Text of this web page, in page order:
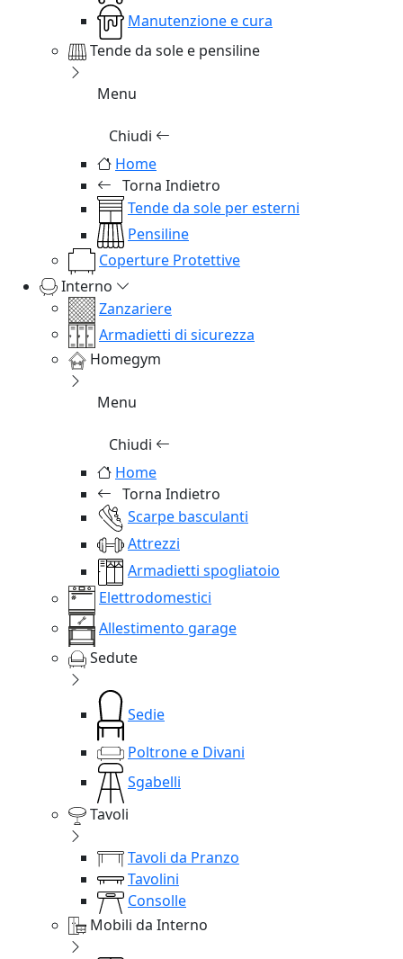
Manutenzione e cura
Tende da sole e pensiline
Menu
Chiudi
Home
Torna Indietro
Tende da sole per esterni
Pensiline
Coperture Protettive
Interno
Zanzariere
Armadietti di sicurezza
Homegym
Menu
Chiudi
Home
Torna Indietro
Scarpe basculanti
Attrezzi
Armadietti spogliatoio
Elettrodomestici
Allestimento garage
Sedute
Sedie
Poltrone e Divani
Sgabelli
Tavoli
Tavoli da Pranzo
Tavolini
Consolle
Mobili da Interno